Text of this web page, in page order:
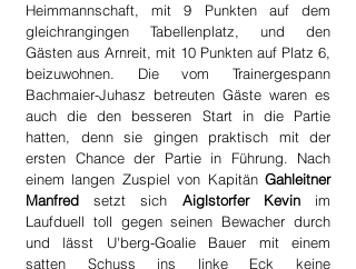
Heimmannschaft, mit 9 Punkten auf dem
gleichrangingen Tabellenplatz, und den
Gästen aus Arnreit, mit 10 Punkten auf Platz 6,
beizuwohnen. Die vom Trainergespann
Bachmaier-Juhasz betreuten Gäste waren es
auch die den besseren Start in die Partie
hatten, denn sie gingen praktisch mit der
ersten Chance der Partie in Führung. Nach
einem langen Zuspiel von Kapitän Gahleitner
Manfred setzt sich Aiglstorfer Kevin im
Laufduell toll gegen seinen Bewacher durch
und lässt U'berg-Goalie Bauer mit einem
satten Schuss ins linke Eck keine